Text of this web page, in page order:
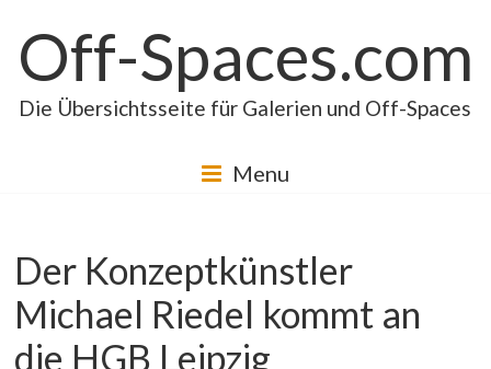
content
Off-Spaces.com
Die Übersichtsseite für Galerien und Off-Spaces
Menu
Der Konzeptkünstler
Michael Riedel kommt an
die HGB Leipzig